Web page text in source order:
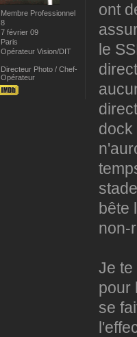
Membre Professionnel
8
7 février 09
Paris
Opérateur Vision/DIT
Directeur Photo / Chef-
Opérateur
ont
le
dock
bête
non-
Je te
pour
se